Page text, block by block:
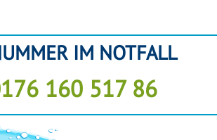
IM NOTFALL
160 517 86